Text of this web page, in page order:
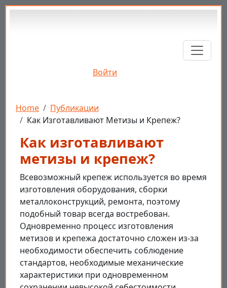
Перейти к основному содержанию
Войти
Строка навигации
Home
Публикации
Как Изготавливают Метизы и Крепеж?
Как изготавливают
метизы и крепеж?
Всевозможный крепеж используется во время
изготовления оборудования, сборки
металлоконструкций, ремонта, поэтому
подобный товар всегда востребован.
Одновременно процесс изготовления
метизов и крепежа достаточно сложен из-за
необходимости обеспечить соблюдение
стандартов, необходимые механические
характеристики при одновременном